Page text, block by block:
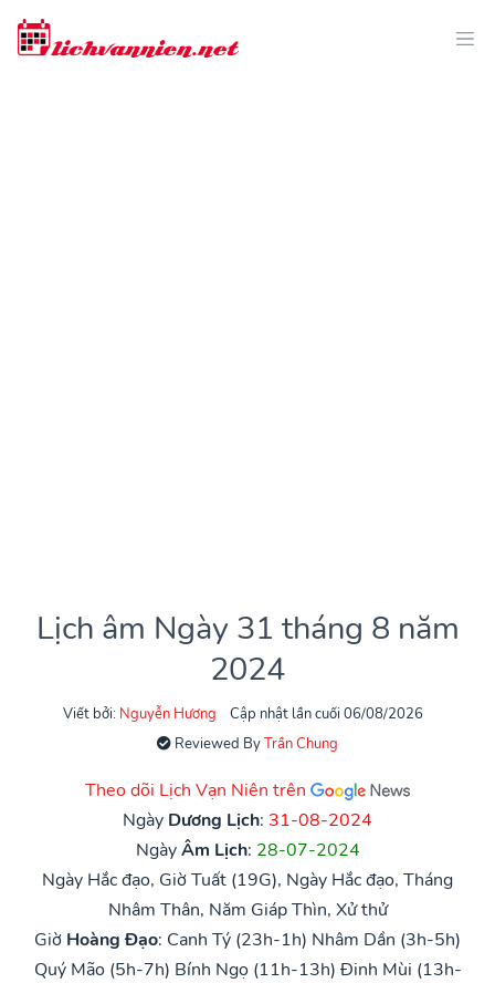
Lịch âm Ngày 31 tháng 8 năm
2024
Viết bởi: Nguyễn Hương
Cập nhật lần cuối 06/08/2026
Reviewed ByTrần Chung
Theo dõi Lịch Vạn Niên trên
Ngày Dương Lịch: 31-08-2024
NgàyÂm Lịch: 28-07-2024
Ngày Hắc đạo, Giờ Tuất (19G), Ngày Hắc đạo, Tháng
Nhâm Thân, Năm Giáp Thìn, Xử thử
Giờ Hoàng Đạo: Canh Tý (23h-1h) Nhâm Dần (3h-5h)
Quý Mão (5h-7h) Bính Ngọ (11h-13h) Đinh Mùi (13h-